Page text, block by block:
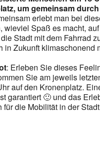
um gemeinsam
erlebt man bei
wieviel Spaß es macht,
Stadt mit dem Fahrrad
in Zukunft klimaschonend
: Erleben Sie dieses
Sie am jeweils
auf den Kronenplatz.
garantiert 🙂 und das
für die Mobilität in der Stadt